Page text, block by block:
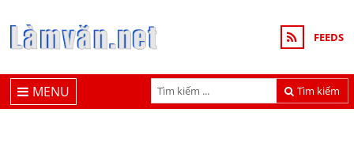
FEEDS
Tìm kiếm
MENU